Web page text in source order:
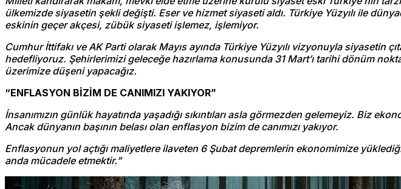
ülkemizde siyasetin şekli değişti. Eser ve hizmet siyaseti aldı. Türkiye Yüzyılı ile
eskinin geçer akçesi, zübük siyaseti işlemez, işlemiyor.
Cumhur İttifakı ve AK Parti olarak Mayıs ayında Türkiye Yüzyılı vizyonuyla siyasetin
hedefliyoruz. Şehirlerimizi geleceğe hazırlama konusunda 31 Mart’ı tarihi dönüm
üzerimize düşeni yapacağız.
“ENFLASYON BİZİM DE CANIMIZI YAKIYOR”
İnsanımızın günlük hayatında yaşadığı sıkıntıları asla görmezden gelemeyiz.
Ancak dünyanın başının belası olan enflasyon bizim de canımızı yakıyor.
Enflasyonun yol açtığı maliyetlere ilaveten 6 Şubat depremlerin ekonomimize
anda mücadele etmektir.”